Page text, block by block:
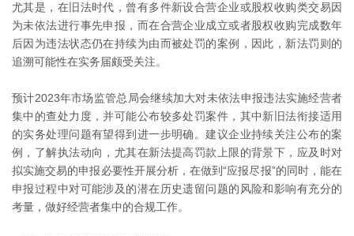
尤其是，在旧法时代，曾有多件新设合营企业或股权收购类交易因
为未依法进行事先申报，而在合营企业成立或者股权收购完成数年
后因为违法状态仍在持续为由而被处罚的案例，因此，新法罚则的
追溯可能性在实务届颇受关注。
预计2023年市场监管总局会继续加大对未依法申报违法实施经营者
集中的查处力度，并可能公布较多处罚案件，其中新旧法衔接适用
的实务处理问题有望得到进一步明确。建议企业持续关注公布的案
例，了解执法动向，尤其在新法提高罚款上限的背景下，应及时对
拟实施交易的申报必要性开展分析，在做到“应报尽报”的同时，能在
申报过程中对可能涉及的潜在历史遗留问题的风险和影响有充分的
考量，做好经营者集中的合规工作。